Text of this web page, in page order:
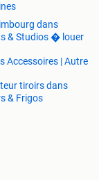
dans
& Studios � louer
Accessoires | Autre
tiroirs dans
& Frigos